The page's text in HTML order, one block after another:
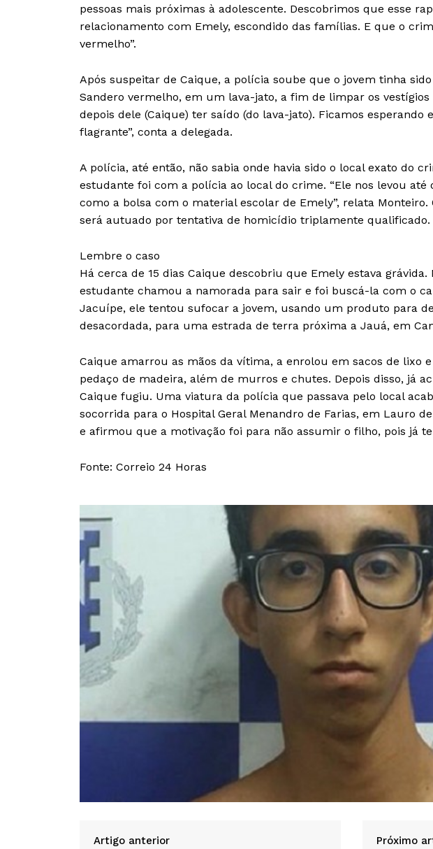
pessoas mais próximas à adolescente. Descobrimos que esse
relacionamento com Emely, escondido das famílias. E que o
vermelho”.
Após suspeitar de Caique, a polícia soube que o jovem tinha
Sandero vermelho, em um lava-jato, a fim de limpar os vestígios
depois dele (Caique) ter saído (do lava-jato). Ficamos esperando
flagrante”, conta a delegada.
A polícia, até então, não sabia onde havia sido o local exato do
estudante foi com a polícia ao local do crime. “Ele nos levou até
como a bolsa com o material escolar de Emely”, relata
será autuado por tentativa de homicídio triplamente qualificado.
Lembre o caso
Há cerca de 15 dias Caique descobriu que Emely estava
estudante chamou a namorada para sair e foi buscá-la com o
Jacuípe, ele tentou sufocar a jovem, usando um produto para
desacordada, para uma estrada de terra próxima a Jauá, em
Caique amarrou as mãos da vítima, a enrolou em sacos de lixo
pedaço de madeira, além de murros e chutes. Depois disso, já
Caique fugiu. Uma viatura da polícia que passava pelo local
socorrida para o Hospital Geral Menandro de Farias, em Lauro
e afirmou que a motivação foi para não assumir o filho, pois já
Fonte: Correio 24 Horas
Artigo anterior Próximo